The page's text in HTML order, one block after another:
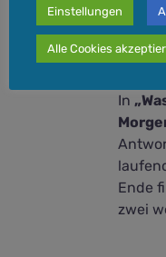
Drei
In
Ende
zwei
Einstellungen
Alle Cookies